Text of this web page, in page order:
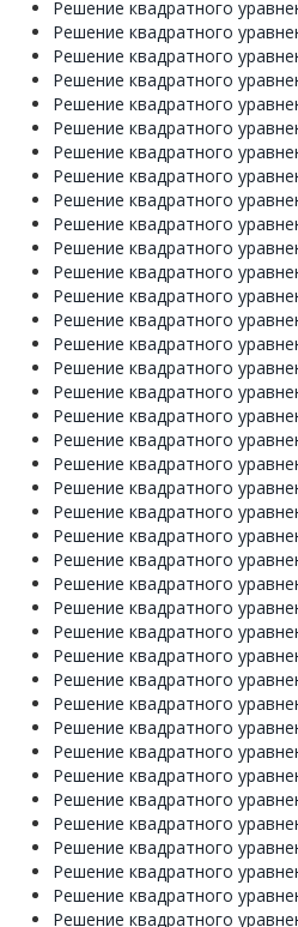
Решение квадратного
Решение квадратного
Решение квадратного
Решение квадратного
Решение квадратного
Решение квадратного
Решение квадратного
Решение квадратного
Решение квадратного
Решение квадратного
Решение квадратного
Решение квадратного
Решение квадратного
Решение квадратного
Решение квадратного
Решение квадратного
Решение квадратного
Решение квадратного
Решение квадратного
Решение квадратного
Решение квадратного
Решение квадратного
Решение квадратного
Решение квадратного
Решение квадратного
Решение квадратного
Решение квадратного
Решение квадратного
Решение квадратного
Решение квадратного
Решение квадратного
Решение квадратного
Решение квадратного
Решение квадратного
Решение квадратного
Решение квадратного
Решение квадратного
Решение квадратного
Решение квадратного